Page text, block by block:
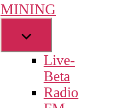
MINING
Show
sub
menuLive-
Beta
Radio